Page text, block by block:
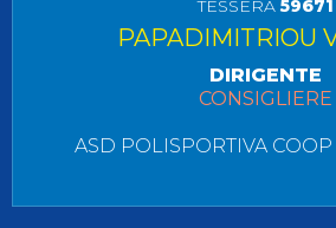
TESSERA 59671
PAPADIMITRIOU
DIRIGENTE
CONSIGLIERE
ASD POLISPORTIVA